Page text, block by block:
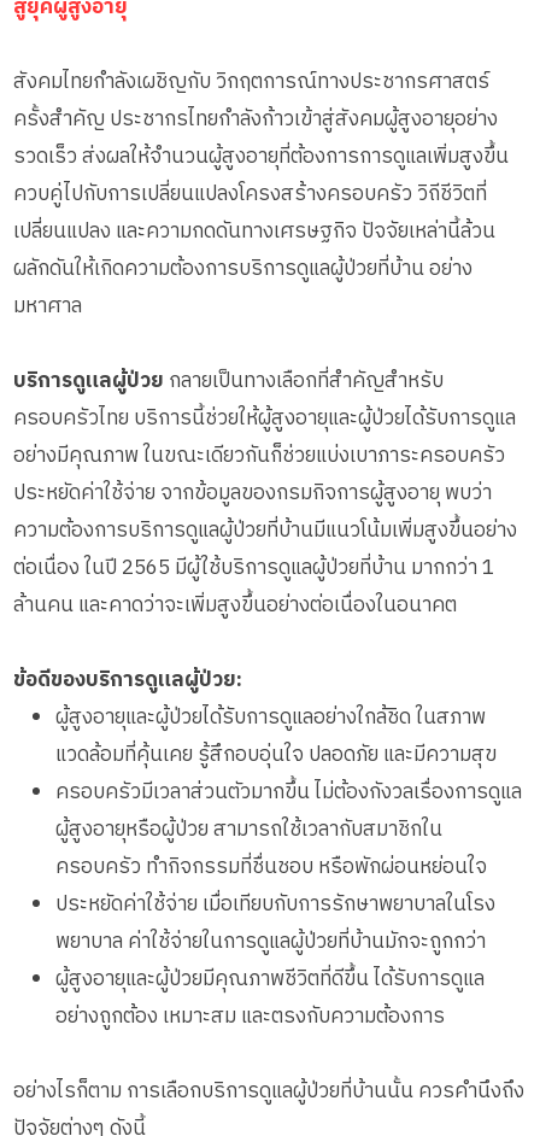
สู่ยุคผู้สูงอายุ
สังคมไทยกำลังเผชิญกับ วิกฤตการณ์ทางประชากรศาสตร์
ครั้งสำคัญ ประชากรไทยกำลังก้าวเข้าสู่สังคมผู้สูงอายุอย่าง
รวดเร็ว ส่งผลให้จำนวนผู้สูงอายุที่ต้องการการดูแลเพิ่มสูงขึ้น
ควบคู่ไปกับการเปลี่ยนแปลงโครงสร้างครอบครัว วิถีชีวิตที่
เปลี่ยนแปลง และความกดดันทางเศรษฐกิจ ปัจจัยเหล่านี้ล้วน
ผลักดันให้เกิดความต้องการบริการดูแลผู้ป่วยที่บ้าน อย่าง
มหาศาล
บริการดูแลผู้ป่วย กลายเป็นทางเลือกที่สำคัญสำหรับ
ครอบครัวไทย บริการนี้ช่วยให้ผู้สูงอายุและผู้ป่วยได้รับการดูแล
อย่างมีคุณภาพ ในขณะเดียวกันก็ช่วยแบ่งเบาภาระครอบครัว
ประหยัดค่าใช้จ่าย จากข้อมูลของกรมกิจการผู้สูงอายุ พบว่า
ความต้องการบริการดูแลผู้ป่วยที่บ้านมีแนวโน้มเพิ่มสูงขึ้นอย่าง
ต่อเนื่อง ในปี 2565 มีผู้ใช้บริการดูแลผู้ป่วยที่บ้าน มากกว่า 1
ล้านคน และคาดว่าจะเพิ่มสูงขึ้นอย่างต่อเนื่องในอนาคต
ข้อดีของบริการดูแลผู้ป่วย:
ผู้สูงอายุและผู้ป่วยได้รับการดูแลอย่างใกล้ชิด ในสภาพ
แวดล้อมที่คุ้นเคย รู้สึกอบอุ่นใจ ปลอดภัย และมีความสุข
ครอบครัวมีเวลาส่วนตัวมากขึ้น ไม่ต้องกังวลเรื่องการดูแล
ผู้สูงอายุหรือผู้ป่วย สามารถใช้เวลากับสมาชิกใน
ครอบครัว ทำกิจกรรมที่ชื่นชอบ หรือพักผ่อนหย่อนใจ
ประหยัดค่าใช้จ่าย เมื่อเทียบกับการรักษาพยาบาลในโรง
พยาบาล ค่าใช้จ่ายในการดูแลผู้ป่วยที่บ้านมักจะถูกกว่า
ผู้สูงอายุและผู้ป่วยมีคุณภาพชีวิตที่ดีขึ้น ได้รับการดูแล
อย่างถูกต้อง เหมาะสม และตรงกับความต้องการ
อย่างไรก็ตาม การเลือกบริการดูแลผู้ป่วยที่บ้านนั้น ควรคำนึงถึง
ปัจจัยต่างๆ ดังนี้